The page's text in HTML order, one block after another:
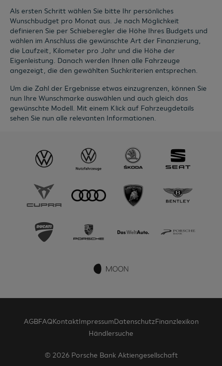
Als ersten Schritt wählen Sie bitte Ihr persönliches
Wunschbudget pro Monat aus. Je nach Möglichkeit
definieren Sie per Schieberegler die Höhe Ihres Budgets und
wählen im Anschluss die gewünschte Art der Finanzierung,
die Laufzeit, Kilometer pro Jahr und die Höhe der
Eigenleistung. Danach werden Ihnen alle Fahrzeuge
angezeigt, die den gewählten Suchkriterien entsprechen.
Um die Zahl der Ergebnisse etwas einzugrenzen, können Sie
nun Ihre Wunschmarke auswählen und auch gleich das
gewünschte Modell. Mit einem Klick auf Fahrzeugdetails
sehen Sie nun alle relevanten Informationen.
AGBFAQKontaktImpressumDatenschutzFinanzlexikon
Händlersuche
© 2026 Porsche Bank Aktiengesellschaft